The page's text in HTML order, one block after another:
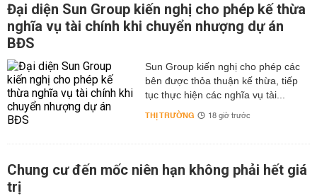
Đại diện Sun Group kiến nghị cho phép kế thừa
nghĩa vụ tài chính khi chuyển nhượng dự án
BĐS
Sun Group kiến nghị cho phép các
bên được thỏa thuận kế thừa, tiếp
tục thực hiện các nghĩa vụ tài...
THỊ TRƯỜNG 18 giờ trước
Chung cư đến mốc niên hạn không phải hết giá
trị